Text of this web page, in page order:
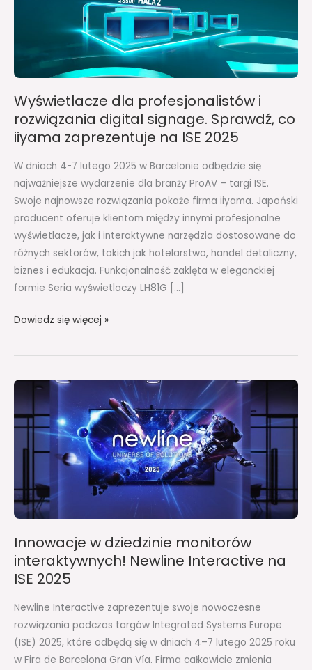
Wyświetlacze dla profesjonalistów i
rozwiązania digital signage. Sprawdź, co
iiyama zaprezentuje na ISE 2025
W dniach 4-7 lutego 2025 w Barcelonie odbędzie się
najważniejsze wydarzenie dla branży ProAV – targi ISE.
Swoje najnowsze rozwiązania pokaże firma iiyama. Japoński
producent oferuje klientom między innymi profesjonalne
wyświetlacze, jak i interaktywne narzędzia dostosowane do
różnych sektorów, takich jak hotelarstwo, handel detaliczny,
biznes i edukacja. Funkcjonalność zaklęta w eleganckiej
formie Seria wyświetlaczy LH81G […]
iiyama
zaprezentuje
na
ISE
Dowiedz się więcej »
Innowacje w dziedzinie monitorów
interaktywnych! Newline Interactive na
ISE 2025
Newline Interactive zaprezentuje swoje nowoczesne
rozwiązania podczas targów Integrated Systems Europe
(ISE) 2025, które odbędą się w dniach 4–7 lutego 2025 roku
w Fira de Barcelona Gran Vía. Firma całkowicie zmienia
Innowacje
w
dziedzinie
monitorów
interaktywnych!
Interactive
na
2025